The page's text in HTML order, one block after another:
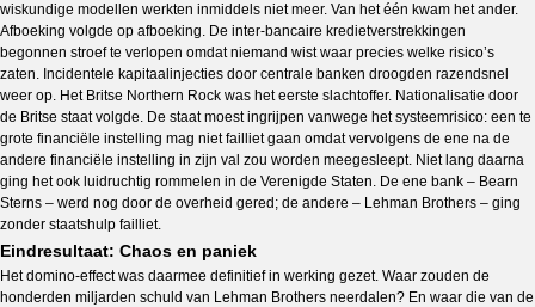
wiskundige modellen werkten inmiddels niet meer. Van het één kwam het ander.
Afboeking volgde op afboeking. De inter-bancaire kredietverstrekkingen
begonnen stroef te verlopen omdat niemand wist waar precies welke risico’s
zaten. Incidentele kapitaalinjecties door centrale banken droogden razendsnel
weer op. Het Britse Northern Rock was het eerste slachtoffer. Nationalisatie door
de Britse staat volgde. De staat moest ingrijpen vanwege het systeemrisico: een te
grote financiële instelling mag niet failliet gaan omdat vervolgens de ene na de
andere financiële instelling in zijn val zou worden meegesleept. Niet lang daarna
ging het ook luidruchtig rommelen in de Verenigde Staten. De ene bank – Bearn
Sterns – werd nog door de overheid gered; de andere – Lehman Brothers – ging
zonder staatshulp failliet.
Eindresultaat: Chaos en paniek
Het domino-effect was daarmee definitief in werking gezet. Waar zouden de
honderden miljarden schuld van Lehman Brothers neerdalen? En waar die van de